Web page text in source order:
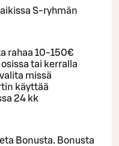
S-ryhmän
rahaa 10-150€
tai kerralla
missä
käyttää
24 kk
Bonusta. Bonusta